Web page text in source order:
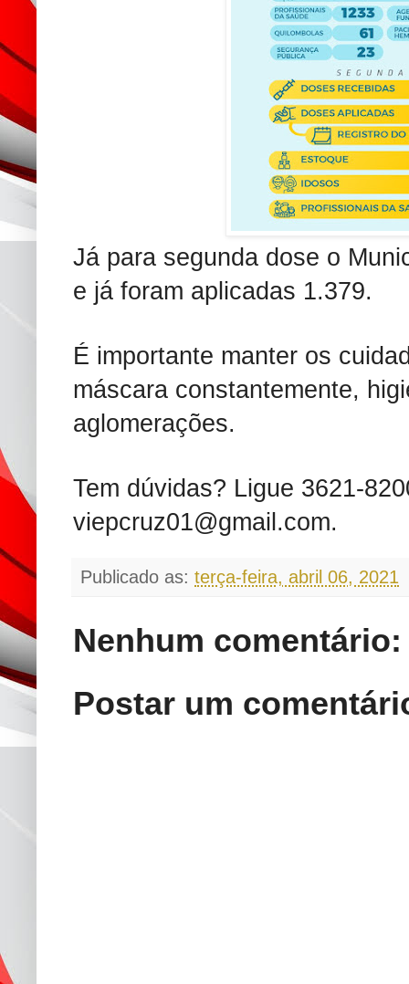
Já para segunda dose o
e já foram aplicadas 1.379.
É importante manter os
máscara constantemente,
aglomerações.
Tem dúvidas? Ligue 3621-
viepcruz01@gmail.com.
Publicado as: terça-feira, abril 06, 2021
Nenhum comentário:
Postar um